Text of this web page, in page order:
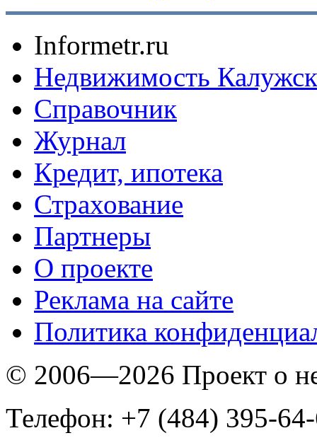
Informetr.ru
Недвижимость
Справочник
Журнал
Кредит, ипотека
Страхование
Партнеры
O проекте
Реклама на сайте
Политика
© 2006—2026 Проект о
Телефон: +7 (484) 395-